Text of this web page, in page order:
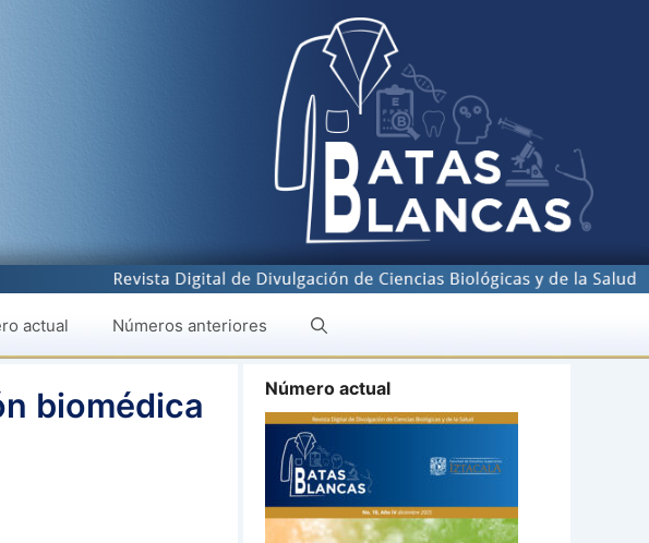
actual Números anteriores
biomédica Número actual